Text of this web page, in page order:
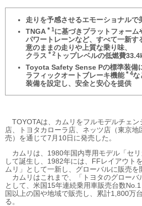
走りを予感させるエモーショナルで
TNGA ＊1に基づきプラットフォーム
パワートレーンなど、 すべて一新す
意のままの走りや上質な乗り味、
クラス ＊2 トップレベルの低燃費
Toyota Safety Sense Pの標準装備
ラフィックオートブレーキ機能＊4な
装備を設定し、 安全と安心を提供
TOYOTAは、カムリをフルモデルチェン
店、トヨタカローラ店、ネッツ店（東京地
売）を通じて7月10日に発売した。
カムリは、1980年国内専用モデル「セリ
して誕生し、1982年には、FFレイアウト
ムリ」として一新し、グローバルに販売を
カムリはこれまで、「トヨタのグローバ
として、米国15年連続乗用車販売台数No.1
国以上の国や地域で販売し、累計1,800万台
る。